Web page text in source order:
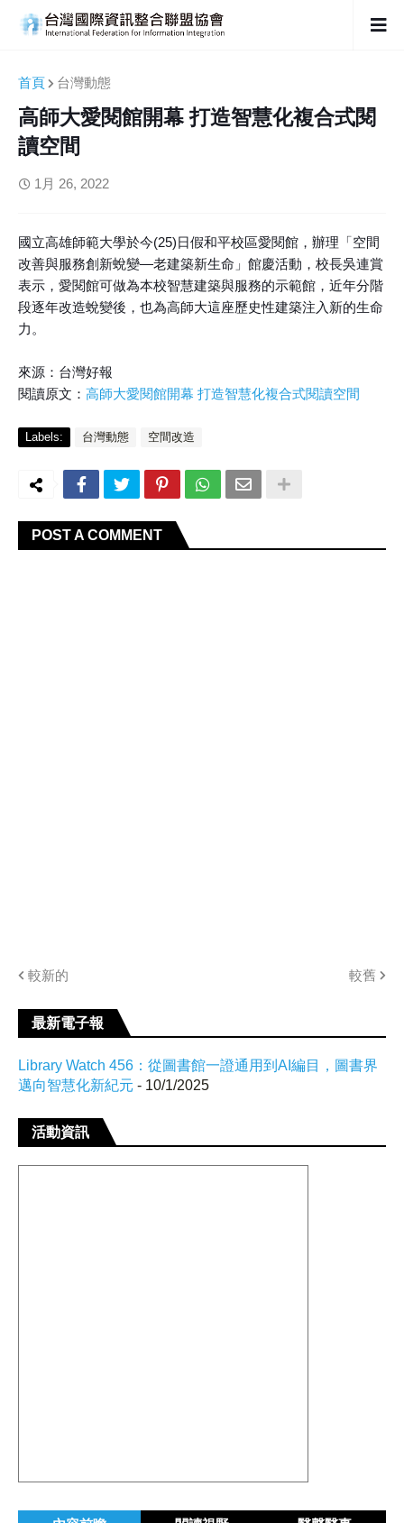
首頁 台灣動態
高師大愛閱館開幕 打造智慧化複合式閱
讀空間
1月 26, 2022
國立高雄師範大學於今(25)日假和平校區愛閱館，辦理「空間
改善與服務創新蛻變—老建築新生命」館慶活動，校長吳連賞
表示，愛閱館可做為本校智慧建築與服務的示範館，近年分階
段逐年改造蛻變後，也為高師大這座歷史性建築注入新的生命
力。
來源：台灣好報
閱讀原文： 高師大愛閱館開幕 打造智慧化複合式閱讀空間
Labels: 台灣動態 空間改造
POST A COMMENT
較新的 較舊
最新電子報
Library Watch 456：從圖書館一證通用到AI編目，圖書界
邁向智慧化新紀元 - 10/1/2025
活動資訊